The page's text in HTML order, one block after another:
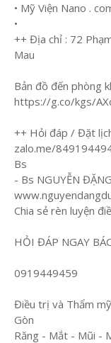
• Mỹ Viện Nano .
•
++ Địa chỉ : 72
Mau
Bản đồ đến phòng
https://g.co/kgs/
++ Hỏi đáp / Đặt
zalo.me/
Bs
- Bs NGUYỄN
Chia sẻ rèn luyện
HỎI ĐÁP NGAY
0919449459
Điều trị và Thẩm
Gòn
Răng - Mắt - Mũi -